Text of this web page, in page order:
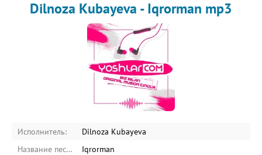
Dilnoza Kubayeva - Iqrorman mp3
Исполнитель:
Dilnoza Kubayeva
Название песни:
Iqrorman